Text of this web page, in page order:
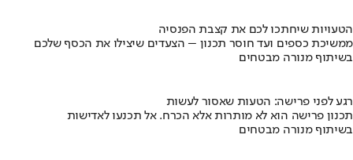
הטעויות שיחתכו לכם את קצבת הפנסיה
ממשיכת כספים ועד חוסר תכנון – הצעדים שיצילו את הכסף שלכם
בשיתוף מנורה מבטחים
רגע לפני פרישה: הטעות שאסור לעשות
תכנון פרישה הוא לא מותרות אלא הכרח. אל תכנעו לאדישות
בשיתוף מנורה מבטחים